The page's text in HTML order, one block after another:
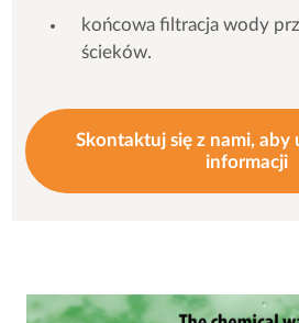
końcowa filtracja wody
ścieków.
Skontaktuj się z nami, aby
informacji